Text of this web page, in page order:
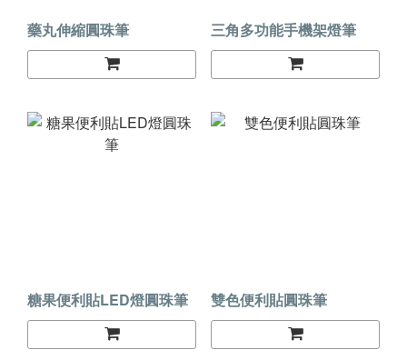
藥丸伸縮圓珠筆 三角多功能手機架燈筆
糖果便利貼LED燈圓珠筆 雙色便利貼圓珠筆